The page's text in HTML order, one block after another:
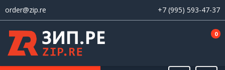
order@zip.re +7 (995) 593-47-37
0